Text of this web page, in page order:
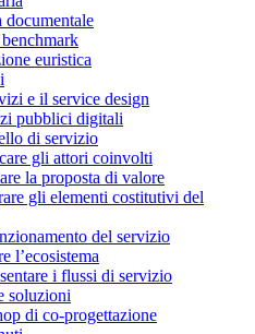
documentale
euristica
e il service design
pubblici digitali
di servizio
gli attori coinvolti
la proposta di valore
gli elementi costitutivi del
del servizio
l’ecosistema
i flussi di servizio
soluzioni
di co-progettazione